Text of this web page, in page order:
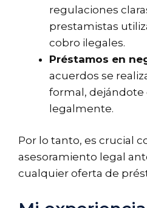
regulaciones
prestamistas
cobro ilegales.
Préstamos en
acuerdos se
formal,
legalmente.
Por lo tanto, es crucial
asesoramiento legal
cualquier oferta de